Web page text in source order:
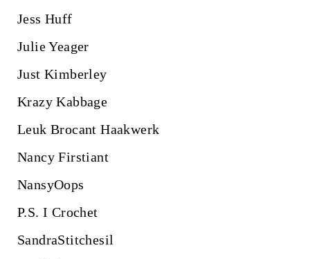
Jess Huff
Julie Yeager
Just Kimberley
Krazy Kabbage
Leuk Brocant Haakwerk
Nancy Firstiant
NansyOops
P.S. I Crochet
SandraStitchesil